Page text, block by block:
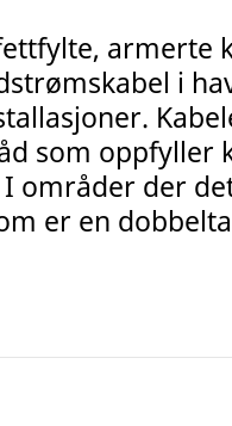
fettfylte,
i
som oppfyller
områder der
er en